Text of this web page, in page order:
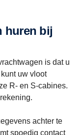
is dat u
uw vloot
R- en S-cabines.
achter te
spoedig contact